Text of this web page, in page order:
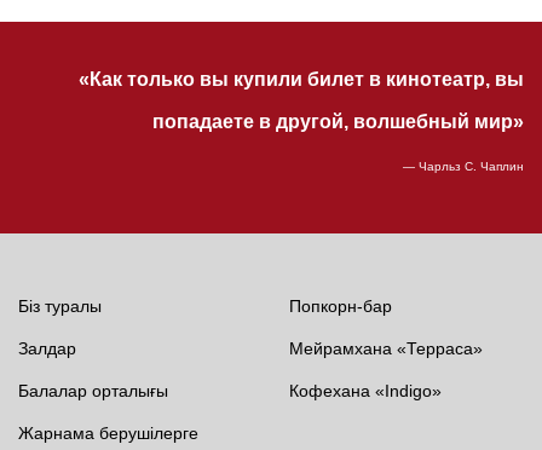
«Как только вы купили билет в кинотеатр, вы
попадаете в другой, волшебный мир»
— Чарльз С. Чаплин
Біз туралы
Залдар
Балалар орталығы
Попкорн-бар
Мейрамхана «Терраса»
Кофехана «Indigo»
Жарнама берушілерге